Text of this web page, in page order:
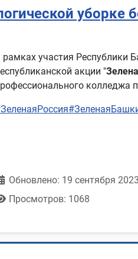
уборке
рамках участия Республики
акции "
колледжа
Обновлено: 19 сентября 2023
Просмотров: 1068